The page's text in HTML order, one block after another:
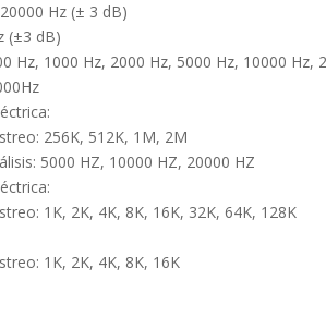
Hz (± 3 dB)
(±3 dB)
Hz, 1000 Hz, 2000 Hz, 5000 Hz, 10000 Hz,
256K, 512K, 1M, 2M
5000 HZ, 10000 HZ, 20000 HZ
1K, 2K, 4K, 8K, 16K, 32K, 64K, 128K
1K, 2K, 4K, 8K, 16K